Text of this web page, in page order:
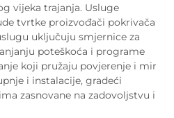
vijeka trajanja. Usluge
tvrtke proizvođači pokrivača
uključuju smjernice za
poteškoća i programe
koji pružaju povjerenje i mir
i instalacije, gradeći
zasnovane na zadovoljstvu i